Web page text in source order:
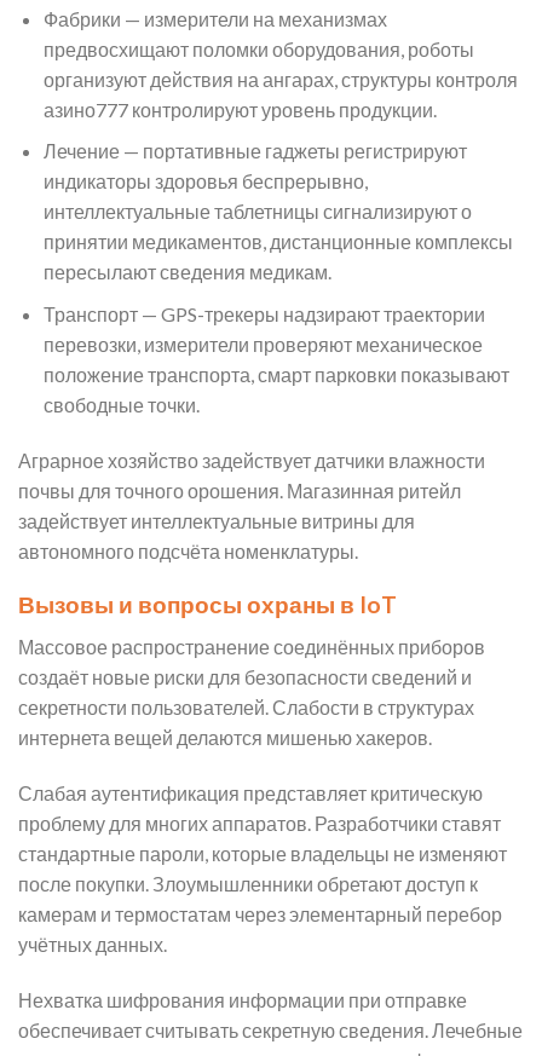
Фабрики — измерители на механизмах
предвосхищают поломки оборудования, роботы
организуют действия на ангарах, структуры контроля
азино777 контролируют уровень продукции.
Лечение — портативные гаджеты регистрируют
индикаторы здоровья беспрерывно,
интеллектуальные таблетницы сигнализируют о
принятии медикаментов, дистанционные комплексы
пересылают сведения медикам.
Транспорт — GPS-трекеры надзирают траектории
перевозки, измерители проверяют механическое
положение транспорта, смарт парковки показывают
свободные точки.
Аграрное хозяйство задействует датчики влажности
почвы для точного орошения. Магазинная ритейл
задействует интеллектуальные витрины для
автономного подсчёта номенклатуры.
Вызовы и вопросы охраны в IoT
Массовое распространение соединённых приборов
создаёт новые риски для безопасности сведений и
секретности пользователей. Слабости в структурах
интернета вещей делаются мишенью хакеров.
Слабая аутентификация представляет критическую
проблему для многих аппаратов. Разработчики ставят
стандартные пароли, которые владельцы не изменяют
после покупки. Злоумышленники обретают доступ к
камерам и термостатам через элементарный перебор
учётных данных.
Нехватка шифрования информации при отправке
обеспечивает считывать секретную сведения. Лечебные